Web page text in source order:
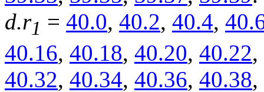
d.r1 = 40.0, 40.2, 40.4,
40.16, 40.18, 40.20, 40.22,
40.32, 40.34, 40.36, 40.38,